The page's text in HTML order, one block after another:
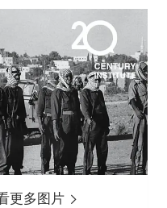
更多图片